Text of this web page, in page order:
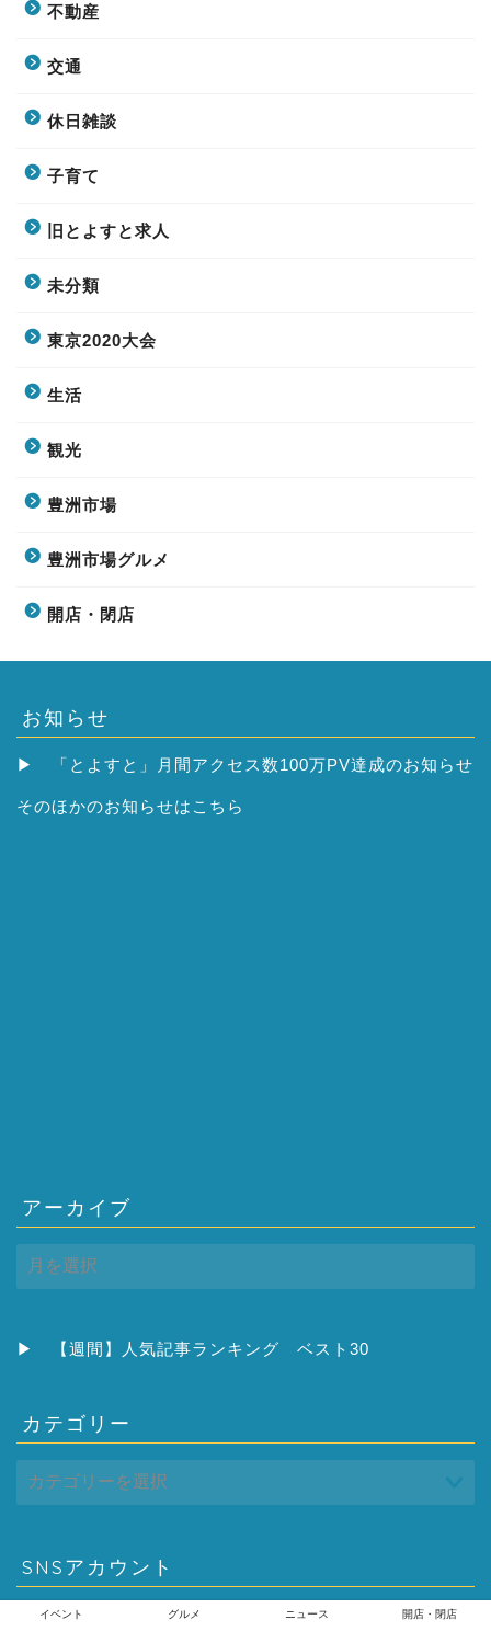
不動産
交通
休日雑談
子育て
旧とよすと求人
未分類
東京2020大会
生活
観光
豊洲市場
豊洲市場グルメ
開店・閉店
お知らせ
▶ 「とよすと」月間アクセス数100万PV達成のお知らせ
そのほかのお知らせはこちら
アーカイブ
ー
ブ
▶ 【週間】人気記事ランキング ベスト30
カテゴリー
SNSアカウント
▶とよすと Facebookページ
イベント グルメ ニュース 開店・閉店